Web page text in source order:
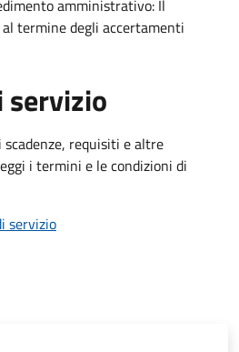
amministrativo: Il
termine degli accertamenti
servizio
requisiti e altre
i termini e le condizioni di
servizio